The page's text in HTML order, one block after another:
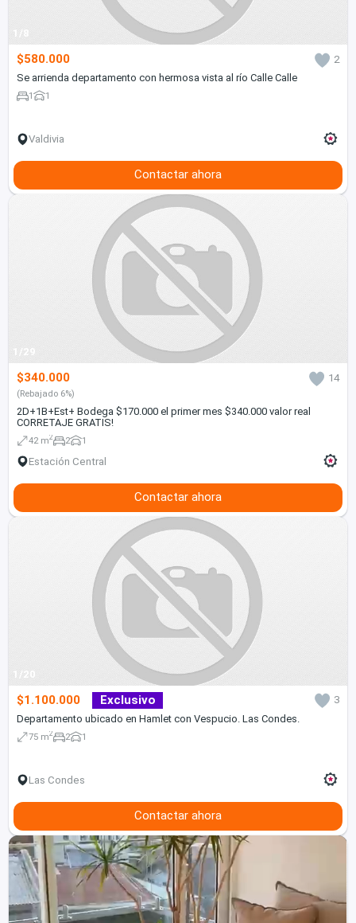
1/8
$580.000
2
Se arrienda departamento con hermosa vista al río Calle Calle
1 1
Valdivia
Contactar ahora
1/29
$340.000 14
(Rebajado 6%)
2D+1B+Est+ Bodega $170.000 el primer mes $340.000 valor real
CORRETAJE GRATIS!
42 m2 2 1
Estación Central
Contactar ahora
1/20
$1.100.000 Exclusivo
3
Departamento ubicado en Hamlet con Vespucio. Las Condes.
75 m2 2 1
Las Condes
Contactar ahora